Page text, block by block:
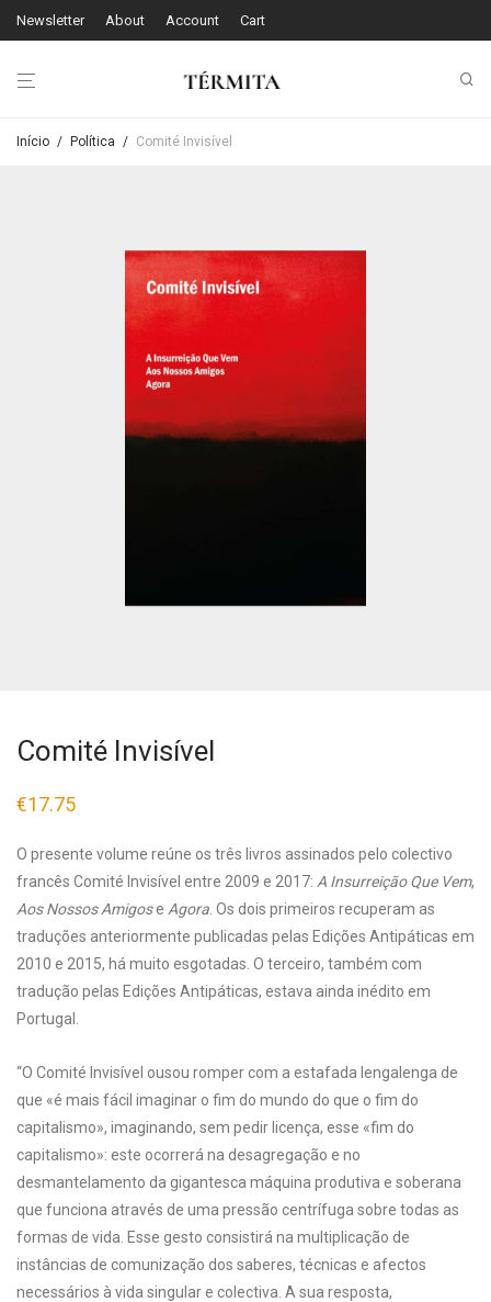
Newsletter About Account Cart
Início / Política / Comité Invisível
Comité Invisível
€17.75
O presente volume reúne os três livros assinados pelo colectivo
francês Comité Invisível entre 2009 e 2017: A Insurreição Que Vem,
Aos Nossos Amigose Agora . Os dois primeiros recuperam as
traduções anteriormente publicadas pelas Edições Antipáticas em
2010 e 2015, há muito esgotadas. O terceiro, também com
tradução pelas Edições Antipáticas, estava ainda inédito em
Portugal.
“O Comité Invisível ousou romper com a estafada len­galenga de
que «é mais fácil imaginar o fim do mundo do que o fim do
capitalismo», imaginando, sem pedir licença, esse «fim do
capitalismo»: este ocorrerá na desagregação e no
desmantelamento da gigantesca máquina produtiva e soberana
que funciona através de uma pressão centrífuga sobre todas as
formas de vida. Esse gesto consistirá na mul­tiplicação de
instâncias de comunização dos saberes, técni­cas e afectos
necessários à vida singular e colectiva. A sua resposta,